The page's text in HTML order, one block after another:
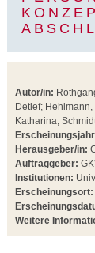
Autor/in:
Detlef;
Katharina;
Herausgeber/in:
Auftraggeber:
Institutionen:
Erscheinungsort:
Weitere